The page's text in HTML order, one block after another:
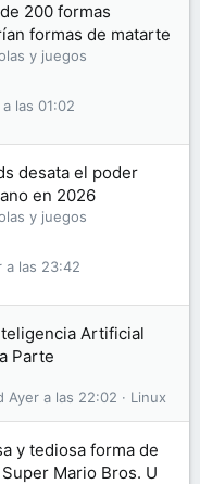
200 formas
formas de matarte
y juegos
las 01:02
desata el poder
en 2026
y juegos
a las 23:42
Artificial
Parte
Linux
Ayer a las 22:02
y tediosa forma de
Mario Bros. U